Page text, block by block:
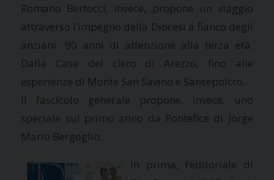
Romano Bertocci, invece, propone un viaggio
attraverso l’impegno della Diocesi a fianco degli
anziani: 90 anni di attenzione alla terza età.
Dalla Casa del clero di Arezzo, fino alle
esperienze di Monte San Savino e Sansepolcro.
Il fascicolo generale propone, invece, uno
speciale sul primo anno da Pontefice di Jorge
Mario Bergoglio.
In prima, l’editoriale di